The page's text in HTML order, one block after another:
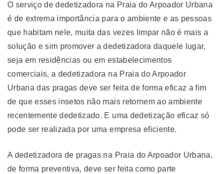
O serviço de dedetizadora na Praia do Arpoador Urbana
é de extrema importância para o ambiente e as pessoas
que habitam nele, muita das vezes limpar não é mais a
solução e sim promover a dedetizadora daquele lugar,
seja em residências ou em estabelecimentos
comerciais, a dedetizadora na Praia do Arpoador
Urbana das pragas deve ser feita de forma eficaz a fim
de que esses insetos não mais retornem ao ambiente
recentemente dedetizado. E uma dedetização eficaz só
pode ser realizada por uma empresa eficiente.
A dedetizadora de pragas na Praia do Arpoador Urbana,
de forma preventiva, deve ser feita como parte